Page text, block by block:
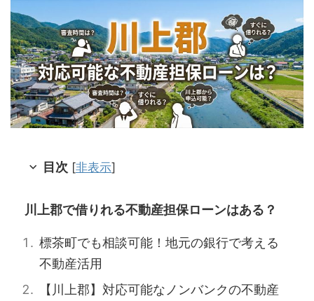
目次 [非表示]
川上郡で借りれる不動産担保ローンはある？
標茶町でも相談可能！地元の銀行で考える
不動産活用
【川上郡】対応可能なノンバンクの不動産